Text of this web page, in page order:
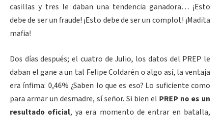
casillas y tres le daban una tendencia ganadora… ¡Esto
debe de ser un fraude! ¡Esto debe de ser un complot! ¡Madita
mafia!
Dos días después; el cuatro de Julio, los datos del PREP le
daban el gane a un tal Felipe Coldarén o algo así, la ventaja
era ínfima: 0,46% ¿Saben lo que es eso? Lo suficiente como
para armar un desmadre, sí señor. Si bien el PREP no es un
resultado oficial, ya era momento de entrar en batalla,